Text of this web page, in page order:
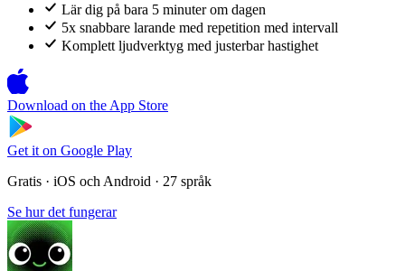
Lär dig på bara 5 minuter om dagen
5x snabbare larande med repetition med intervall
Komplett ljudverktyg med justerbar hastighet
Download on the App Store
Get it on Google Play
Gratis · iOS och Android · 27 språk
Se hur det fungerar